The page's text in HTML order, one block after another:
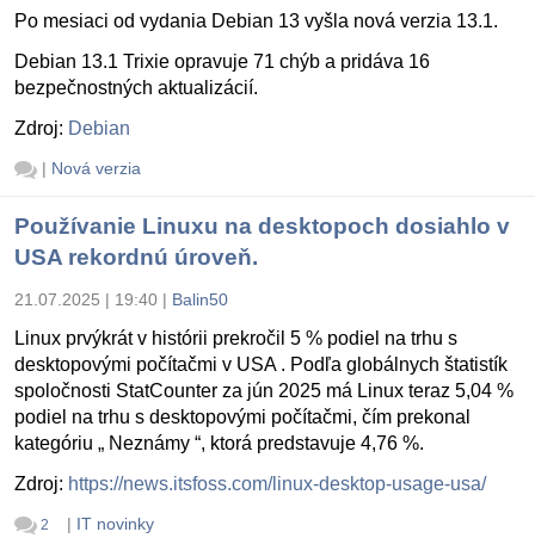
Po mesiaci od vydania Debian 13 vyšla nová verzia 13.1.
Debian 13.1 Trixie opravuje 71 chýb a pridáva 16
bezpečnostných aktualizácií.
Zdroj: Debian
| Nová verzia
Používanie Linuxu na desktopoch dosiahlo v
USA rekordnú úroveň.
21.07.2025 | 19:40 | Balin50
Linux prvýkrát v histórii prekročil 5 % podiel na trhu s
desktopovými počítačmi v USA . Podľa globálnych štatistík
spoločnosti StatCounter za jún 2025 má Linux teraz 5,04 %
podiel na trhu s desktopovými počítačmi, čím prekonal
kategóriu „ Neznámy “, ktorá predstavuje 4,76 %.
Zdroj: https://news.itsfoss.com/linux-desktop-usage-usa/
2 | IT novinky